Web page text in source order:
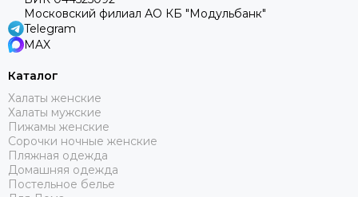
Простота ухода.
Легкие материалы стираются и
сохнут быстро, не требуя сложного ухода.
Популярные материалы
мягкость и красивый блеск.
Вискоза. Легкая, дышащая и приятная к телу ткань.
Хлопок. Натуральный и гипоаллергенный материал
для летних моделей.
Московский филиал АО КБ "Модульбанк"
Telegram
MAX
Каталог
Халаты женские
Халаты мужские
Пижамы женские
Сорочки ночные женские
Пляжная одежда
Домашняя одежда
Постельное белье